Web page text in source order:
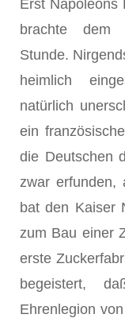
Erst Napoleons
brachte dem
Stunde.
heimlich
natürlich
ein
die Deut­schen
zwar erfunden,
bat den Kaiser
zum Bau einer
erste
begeistert,
Ehrenlegion